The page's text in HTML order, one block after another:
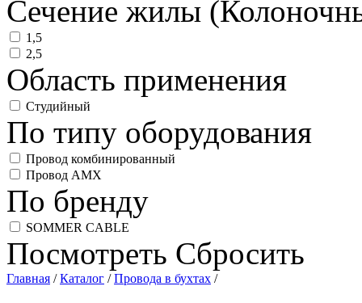
Сечение жилы
1,5
2,5
Область применения
Студийный
По типу оборудования
Провод комбинированный
Провод AMX
По бренду
SOMMER CABLE
Посмотреть Сбросить
Главная /Каталог /Провода в бухтах /